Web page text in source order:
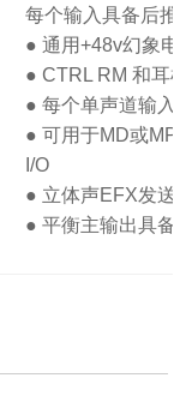
每个输入具备后推
● 通用+48v幻象电
● CTRL RM 和耳
● 每个单声道输入
● 可用于MD或
I/O
● 立体声EFX发送
● 平衡主输出具备